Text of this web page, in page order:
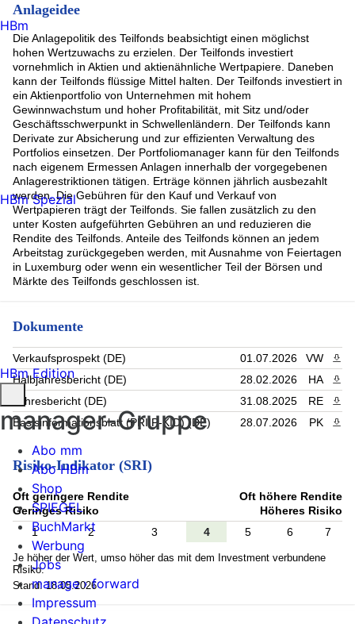
Anlageidee
Die Anlagepolitik des Teilfonds beabsichtigt einen möglichst
hohen Wertzuwachs zu erzielen. Der Teilfonds investiert
vornehmlich in Aktien und aktienähnliche Wertpapiere. Daneben
kann der Teilfonds flüssige Mittel halten. Der Teilfonds investiert in
ein Aktienportfolio von Unternehmen mit hohem
Gewinnwachstum und hoher Profitabilität, mit Sitz und/oder
Geschäftsschwerpunkt in Schwellenländern. Der Teilfonds kann
Derivate zur Absicherung und zur effizienten Verwaltung des
Portfolios einsetzen. Der Portfoliomanager kann für den Teilfonds
nach eigenem Ermessen Anlagen innerhalb der vorgegebenen
Anlagerestriktionen tätigen. Erträge können jährlich ausbezahlt
werden. Die Gebühren für den Kauf und Verkauf von
Wertpapieren trägt der Teilfonds. Sie fallen zusätzlich zu den
unter Kosten aufgeführten Gebühren an und reduzieren die
Rendite des Teilfonds. Anteile des Teilfonds können an jedem
Arbeitstag zurückgegeben werden, mit Ausnahme von Feiertagen
in Luxemburg oder wenn ein wesentlicher Teil der Börsen und
Märkte des Teilfonds geschlossen ist.
Dokumente
Verkaufsprospekt (DE) 01.07.2026 VW
Halbjahresbericht (DE)
28.02.2026 HA
Jahresbericht (DE)
31.08.2025 RE
Basisinformationsblatt (PRIIP-KID) (DE)
28.07.2026 PK
Risiko-Indikator (SRI)
Oft geringere Rendite
Geringes Risiko
Oft höhere Rendite
Höheres Risiko
1
2 3 4 5 6 7
Je höher der Wert, umso höher das mit dem Investment verbundene
Risiko.
Stand: 18.05.2026
HBm
HBm Spezial
HBm Edition
manager-Gruppe
Abo mm
Abo HBm
Shop
SPIEGEL
BuchMarkt
Werbung
Jobs
manage › forward
Impressum